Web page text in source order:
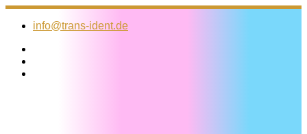
Zum
Inhalt
info@trans-ident.de